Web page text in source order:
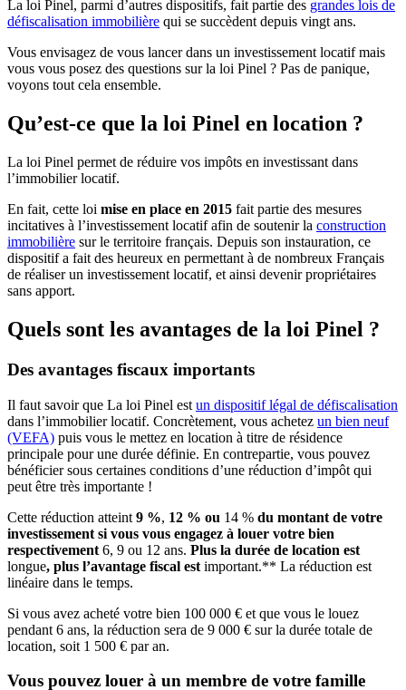
La loi Pinel, parmi d’autres dispositifs, fait partie des grandes lois de
défiscalisation immobilière qui se succèdent depuis vingt ans.
Vous envisagez de vous lancer dans un investissement locatif mais
vous vous posez des questions sur la loi Pinel ? Pas de panique,
voyons tout cela ensemble.
Qu’est-ce que la loi Pinel en location ?
La loi Pinel permet de réduire vos impôts en investissant dans
l’immobilier locatif.
En fait, cette loi mise en place en 2015 fait partie des mesures
incitatives à l’investissement locatif afin de soutenir la construction
immobilière sur le territoire français. Depuis son instauration, ce
dispositif a fait des heureux en permettant à de nombreux Français
de réaliser un investissement locatif, et ainsi devenir propriétaires
sans apport.
Quels sont les avantages de la loi Pinel ?
Des avantages fiscaux importants
Il faut savoir que La loi Pinel est un dispositif légal de défiscalisation
dans l’immobilier locatif. Concrètement, vous achetez un bien neuf
(VEFA) puis vous le mettez en location à titre de résidence
principale pour une durée définie. En contrepartie, vous pouvez
bénéficier sous certaines conditions d’une réduction d’impôt qui
peut être très importante !
Cette réduction atteint 9 %, 12 % ou 14 % du montant de votre
investissement si vous vous engagez à louer votre bien
respectivement 6, 9 ou 12 ans. Plus la durée de location est
longue, plus l’avantage fiscal est important.** La réduction est
linéaire dans le temps.
Si vous avez acheté votre bien 100 000 € et que vous le louez
pendant 6 ans, la réduction sera de 9 000 € sur la durée totale de
location, soit 1 500 € par an.
Vous pouvez louer à un membre de votre famille